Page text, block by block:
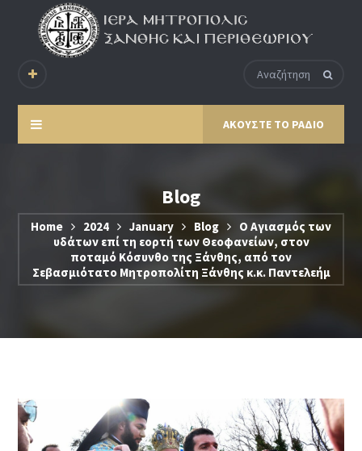
ΑΚΟΥΣΤΕ ΤΟ ΡΑΔΙΟ
Blog
Home 2024 January Blog
Ο Αγιασμός των
υδάτων επί τη εορτή των Θεοφανείων, στον
ποταμό Κόσυνθο της Ξάνθης, από τον
Σεβασμιότατο Μητροπολίτη Ξάνθης κ.κ. Παντελεήμ